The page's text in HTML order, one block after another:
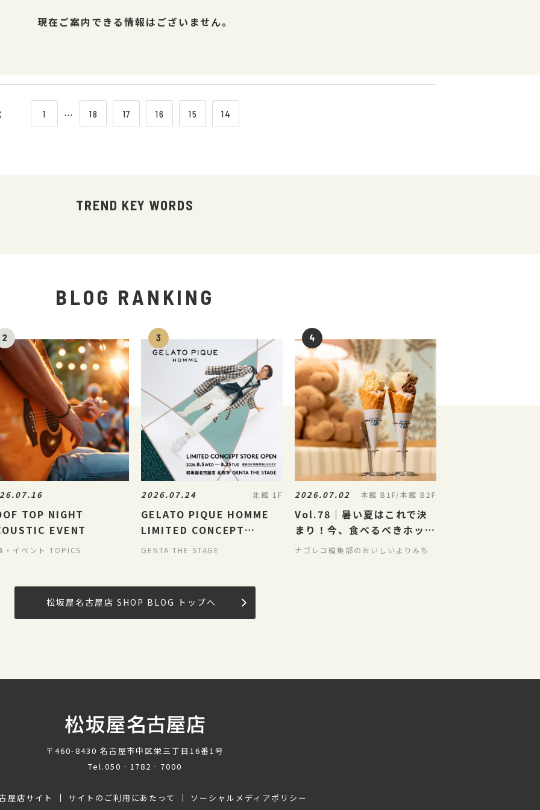
現在ご案内できる情報はございません。
1 ⋯ 18 17 16 15 14
TREND KEY WORDS
BLOG RANKING
TOP NIGHT
EVENT
・イベント TOPICS
2026.07.24 北館 1F
GELATO PIQUE HOMME
LIMITED CONCEPT
STORE
GENTA THE STAGE
2026.07.02 本館 B1F/本館 B2F
Vol.78｜暑い夏はこれで決
まり！今、食べるべきホット
&クールな夏のごちパラグル
ナゴレコ編集部のおいしいよりみち
松坂屋名古屋店 SHOP BLOG トップへ
〒460-8430 名古屋市中区栄三丁目16番1号
Tel.050‐1782‐7000
屋店サイト サイトのご利用にあたって
ソーシャルメディアポリシー